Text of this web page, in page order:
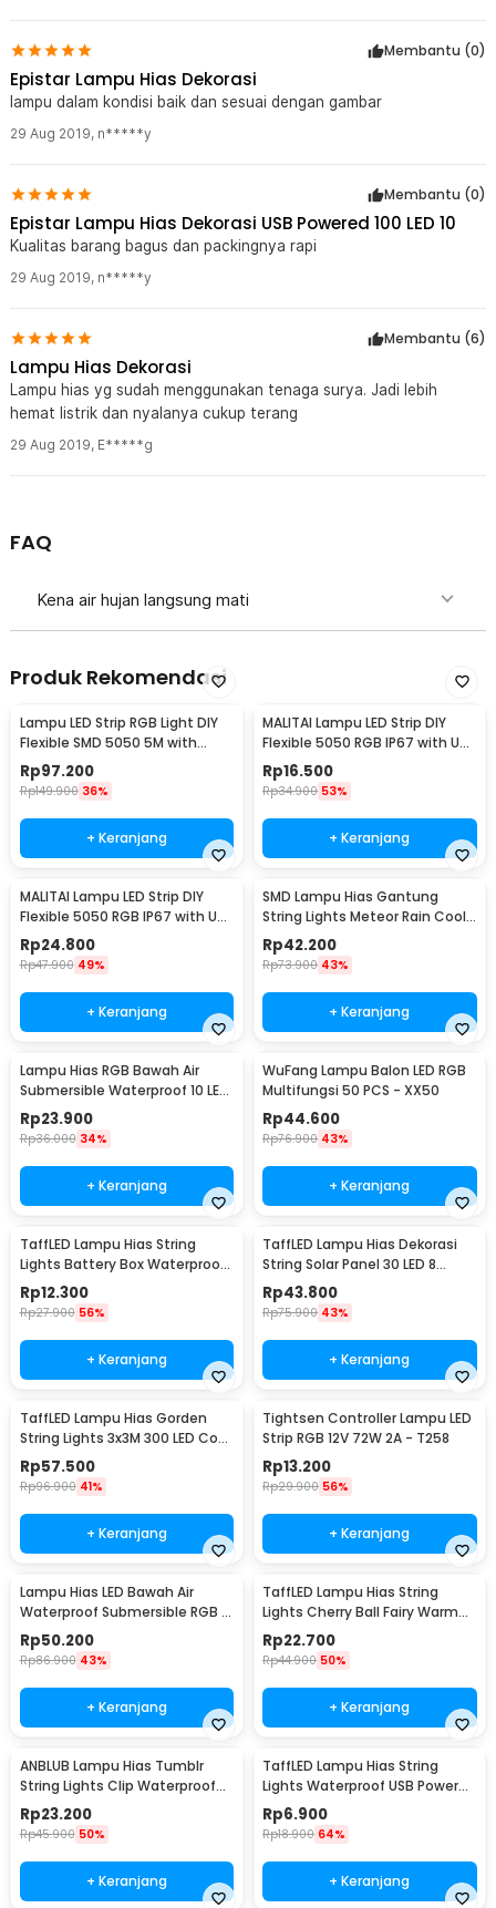
Membantu (0)
Epistar Lampu Hias Dekorasi
lampu dalam kondisi baik dan sesuai dengan gambar
29 Aug 2019, n*****y
Membantu (0)
Epistar Lampu Hias Dekorasi USB Powered 100 LED 10
Kualitas barang bagus dan packingnya rapi
29 Aug 2019, n*****y
Membantu (6)
Lampu Hias Dekorasi
Lampu hias yg sudah menggunakan tenaga surya. Jadi lebih
hemat listrik dan nyalanya cukup terang
29 Aug 2019, E*****g
FAQ
Kena air hujan langsung mati
Produk Rekomendasi
Lampu LED Strip RGB Light DIY
Flexible SMD 5050 5M with
Remote
Rp97.200
Rp149.900 36%
+ Keranjang
MALITAI Lampu LED Strip DIY
Flexible 5050 RGB IP67 with USB
Controller 1M - SMD2835
Rp16.500
Rp34.900 53%
+ Keranjang
MALITAI Lampu LED Strip DIY
Flexible 5050 RGB IP67 with USB
Controller 2M - SMD2835
Rp24.800
Rp47.900 49%
+ Keranjang
SMD Lampu Hias Gantung
String Lights Meteor Rain Cool
White 30cm 8 PCS
Rp42.200
Rp73.900 43%
+ Keranjang
Lampu Hias RGB Bawah Air
Submersible Waterproof 10 LED
with Remote - 13017
Rp23.900
Rp36.000 34%
+ Keranjang
WuFang Lampu Balon LED RGB
Multifungsi 50 PCS - XX50
Rp44.600
Rp76.900 43%
+ Keranjang
TaffLED Lampu Hias String
Lights Battery Box Waterproof
50 LED 5M - G5
Rp12.300
Rp27.900 56%
+ Keranjang
TaffLED Lampu Hias Dekorasi
String Solar Panel 30 LED 8
Mode 6.5M - 896
Rp43.800
Rp75.900 43%
+ Keranjang
TaffLED Lampu Hias Gorden
String Lights 3x3M 300 LED Cool
White 18W - 300L
Rp57.500
Rp96.900 41%
+ Keranjang
Tightsen Controller Lampu LED
Strip RGB 12V 72W 2A - T258
Rp13.200
Rp29.900 56%
+ Keranjang
Lampu Hias LED Bawah Air
Waterproof Submersible RGB 2
PCS with Remote - 13017
Rp50.200
Rp86.900 43%
+ Keranjang
TaffLED Lampu Hias String
Lights Cherry Ball Fairy Warm
White 5M - LY20W
Rp22.700
Rp44.900 50%
+ Keranjang
ANBLUB Lampu Hias Tumblr
String Lights Clip Waterproof
20 LED 2M - 0606
Rp23.200
Rp45.900 50%
+ Keranjang
TaffLED Lampu Hias String
Lights Waterproof USB Power
50 LED 5M - SZ
Rp6.900
Rp18.900 64%
+ Keranjang